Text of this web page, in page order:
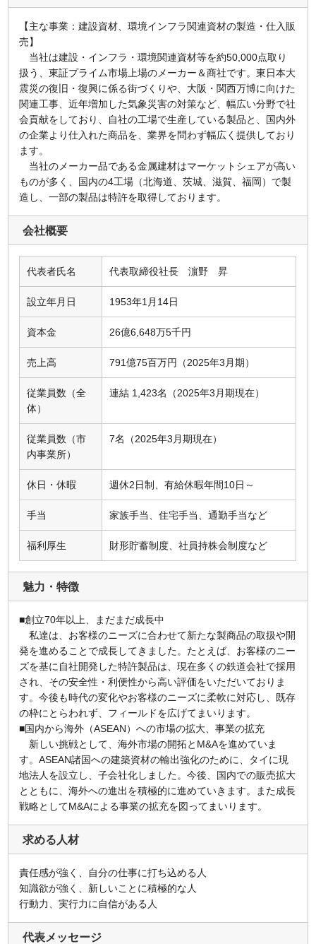
【主な事業：建設資材、環境インフラ関連資材の製造・仕入販
売】
当社は建設・インフラ・環境関連資材等を約50,000点取り
扱う、東証プライム市場上場のメーカー＆商社です。東日本大
震災の復旧・復興に係る街づくりや、大阪・関西万博に向けた
関連工事、近年増加した気象災害の対策など、幅広い分野で社
会貢献をしており、自社の工場で生産している製品と、国内外
の企業より仕入れた商品を、業界を問わず幅広く提供しており
ます。
当社のメーカー品である金属建材はマーケットシェアが高い
ものが多く、国内の4工場（北海道、茨城、滋賀、福岡）で製
造し、一部の製品は特許を取得しております。
会社概要
代表者氏名 代表取締役社長 濵野 昇
設立年月日 1953年1月14日
資本金 26億6,648万5千円
売上高 791億75百万円（2025年3月期）
従業員数（全
体）
連結 1,423名（2025年3月期現在）
従業員数（市
内事業所）
7名（2025年3月期現在）
休日・休暇 週休2日制、有給休暇年間10日～
手当 家族手当、住宅手当、通勤手当など
福利厚生 財形貯蓄制度、社員持株会制度など
魅力・特徴
■創立70年以上、まだまだ成長中
私達は、お客様のニーズに合わせて新たな製商品の取扱や開
発を進めることで成長してきました。たとえば、お客様のニー
ズを基に自社開発した特許製品は、現在多くの鉄道会社で採用
され、その安全性・利便性から高い評価をいただいておりま
す。今後も時代の変化やお客様のニーズに柔軟に対応し、既存
の枠にとらわれず、フィールドを広げてまいります。
■国内から海外（ASEAN）への市場の拡大、事業の拡充
新しい挑戦として、海外市場の開拓とM&Aを進めていま
す。ASEAN諸国への建築資材の輸出強化のために、タイに現
地法人を設立し、子会社化しました。今後、国内での販売拡大
とともに、海外への進出を積極的に進めていきます。また成長
戦略としてM&Aによる事業の拡充を図ってまいります。
求める人材
責任感が強く、自分の仕事に打ち込める人
知識欲が強く、新しいことに積極的な人
行動力、実行力に自信がある人
代表メッセージ